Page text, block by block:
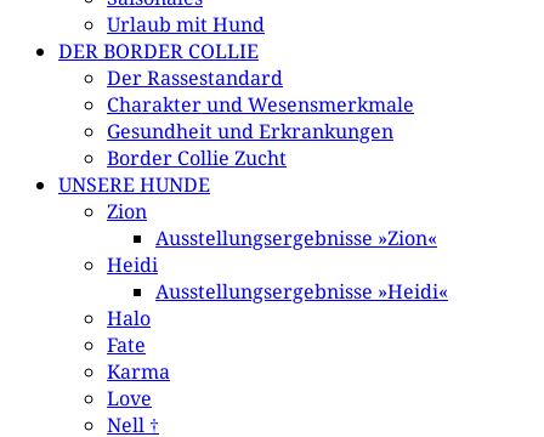
Urlaub mit Hund
DER BORDER COLLIE
Der Rassestandard
Charakter und Wesensmerkmale
Gesundheit und Erkrankungen
Border Collie Zucht
UNSERE HUNDE
Zion
Ausstellungsergebnisse »Zion«
Heidi
Ausstellungsergebnisse »Heidi«
Halo
Fate
Karma
Love
Nell †